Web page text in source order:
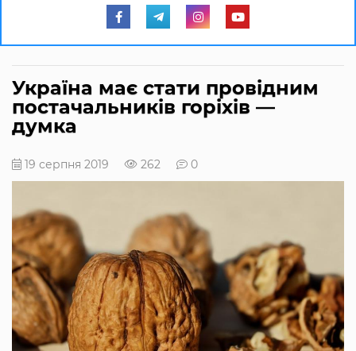
Україна має стати провідним
постачальників горіхів —
думка
19 серпня 2019 262 0